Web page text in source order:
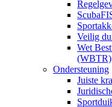
Veilig
Wet
(WBTR)
Ondersteuning
Juiste